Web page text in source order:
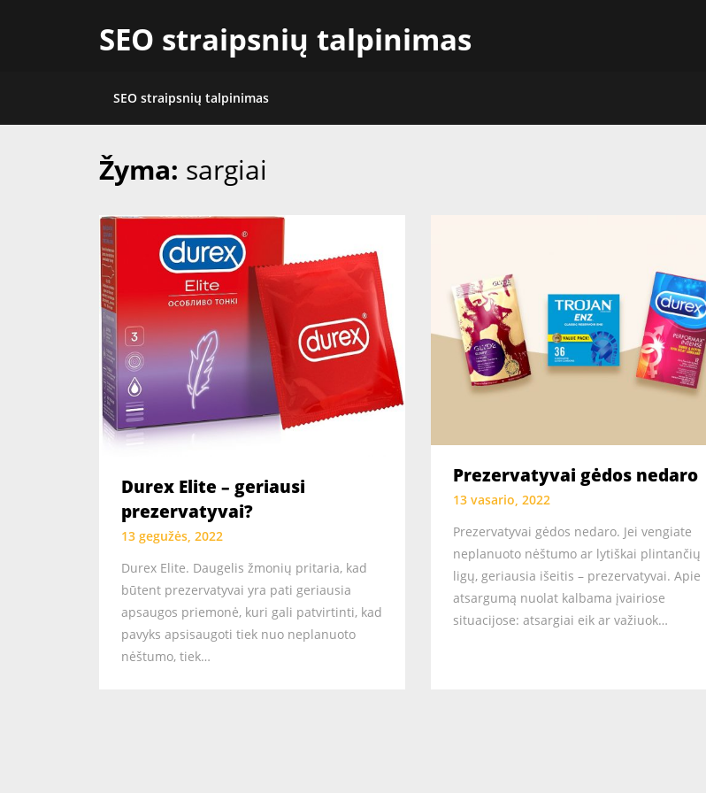
SEO straipsnių talpinimas
SEO straipsnių talpinimas
Žyma: sargiai
Durex Elite – geriausi
prezervatyvai?
13 gegužės, 2022
Durex Elite. Daugelis žmonių pritaria, kad
būtent prezervatyvai yra pati geriausia
apsaugos priemonė, kuri gali patvirtinti, kad
pavyks apsisaugoti tiek nuo neplanuoto
nėštumo, tiek…
Prezervatyvai gėdos nedaro
13 vasario, 2022
Prezervatyvai gėdos nedaro. Jei vengiate
neplanuoto nėštumo ar lytiškai plintančių
ligų, geriausia išeitis – prezervatyvai. Apie
atsargumą nuolat kalbama įvairiose
situacijose: atsargiai eik ar važiuok…